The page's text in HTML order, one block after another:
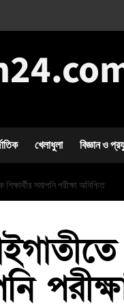
খেলাধুলা বিজ্ঞান ও
সমাপনি পরীক্ষা অনিশ্চিত